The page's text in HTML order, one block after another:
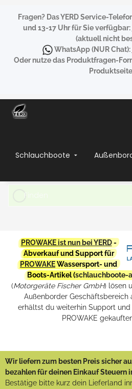
Fragen? Das YERD Service-
und 13-17 Uhr für Sie verfügbar:
(aktuell nicht
WhatsApp(NUR Chat):
Oder nutze das Produktfragen-
Schlauchboote
PROWAKE ist nun bei YERD-
Abverkauf und Support für
PROWAKEWassersport- und
Boots-Artikel (schlauchboote-
(Motorgeräte Fischer GmbH) lösen
Außenborder Geschäftsbereich
erhältst du weiterhin Support
PROWAKE
Wir liefern zum besten Preis sicher
bezahlen für deinen Einkauf Steuern
Bestätige bitte kurz dein Lieferland